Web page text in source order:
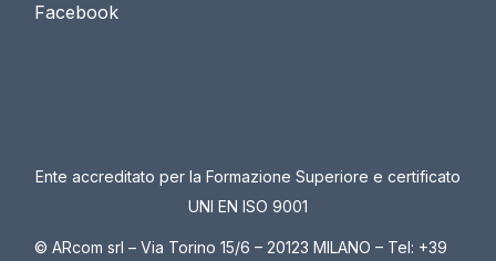
Facebook
Ente accreditato per la Formazione Superiore e certificato
UNI EN ISO 9001
© ARcom srl – Via Torino 15/6 – 20123 MILANO – Tel: +39